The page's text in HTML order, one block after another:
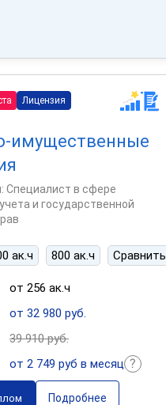
Лицензия
имущественные
Специалист в сфере
и государственной
ак.ч 800 ак.ч Сравнить
от 256 ак.ч
от 32 980 руб.
39 910 руб.
от 2 749 руб в месяц
Подробнее